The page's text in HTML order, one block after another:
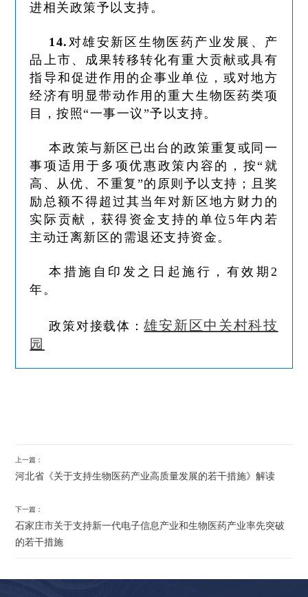
进相关政策予以支持。
14. 对雄安新区生物医药产业发展、产
品上市、成果转移转化有重大贡献或具有
指导和促进作用的企事业单位，或对地方
经济有明显带动作用的重大生物医药类项
目，按照“一事一议”予以支持。
本政策与新区已出台的政策重复或同一
事项适用于多项优惠政策内容的，按“就
高、从优、不重复”的原则予以支持；且奖
励总额不得超过其当年对新区地方财力的
实际贡献，获得资金支持的单位5年内若
主动迁离新区的需退还支持资金。
本措施自印发之日起施行，有效期2
年。
政策对接载体：雄安新区中关村科技
园
上一篇：
河北省《关于支持生物医药产业高质量发展的若干措施》解读
下一篇：
石家庄市关于支持新一代电子信息产业和生物医药产业率先突破
的若干措施